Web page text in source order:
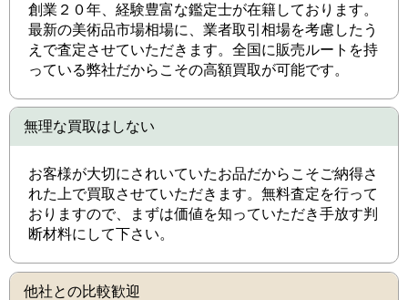
創業２０年、経験豊富な鑑定士が在籍しております。
最新の美術品市場相場に、業者取引相場を考慮したう
えで査定させていただきます。全国に販売ルートを持
っている弊社だからこその高額買取が可能です。
無理な買取はしない
お客様が大切にされいていたお品だからこそご納得さ
れた上で買取させていただきます。無料査定を行って
おりますので、まずは価値を知っていただき手放す判
断材料にして下さい。
他社との比較歓迎